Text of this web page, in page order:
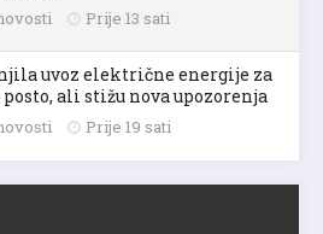
Prije 13 sati
uvoz električne energije za
posto, ali stižu nova upozorenja
Prije 19 sati